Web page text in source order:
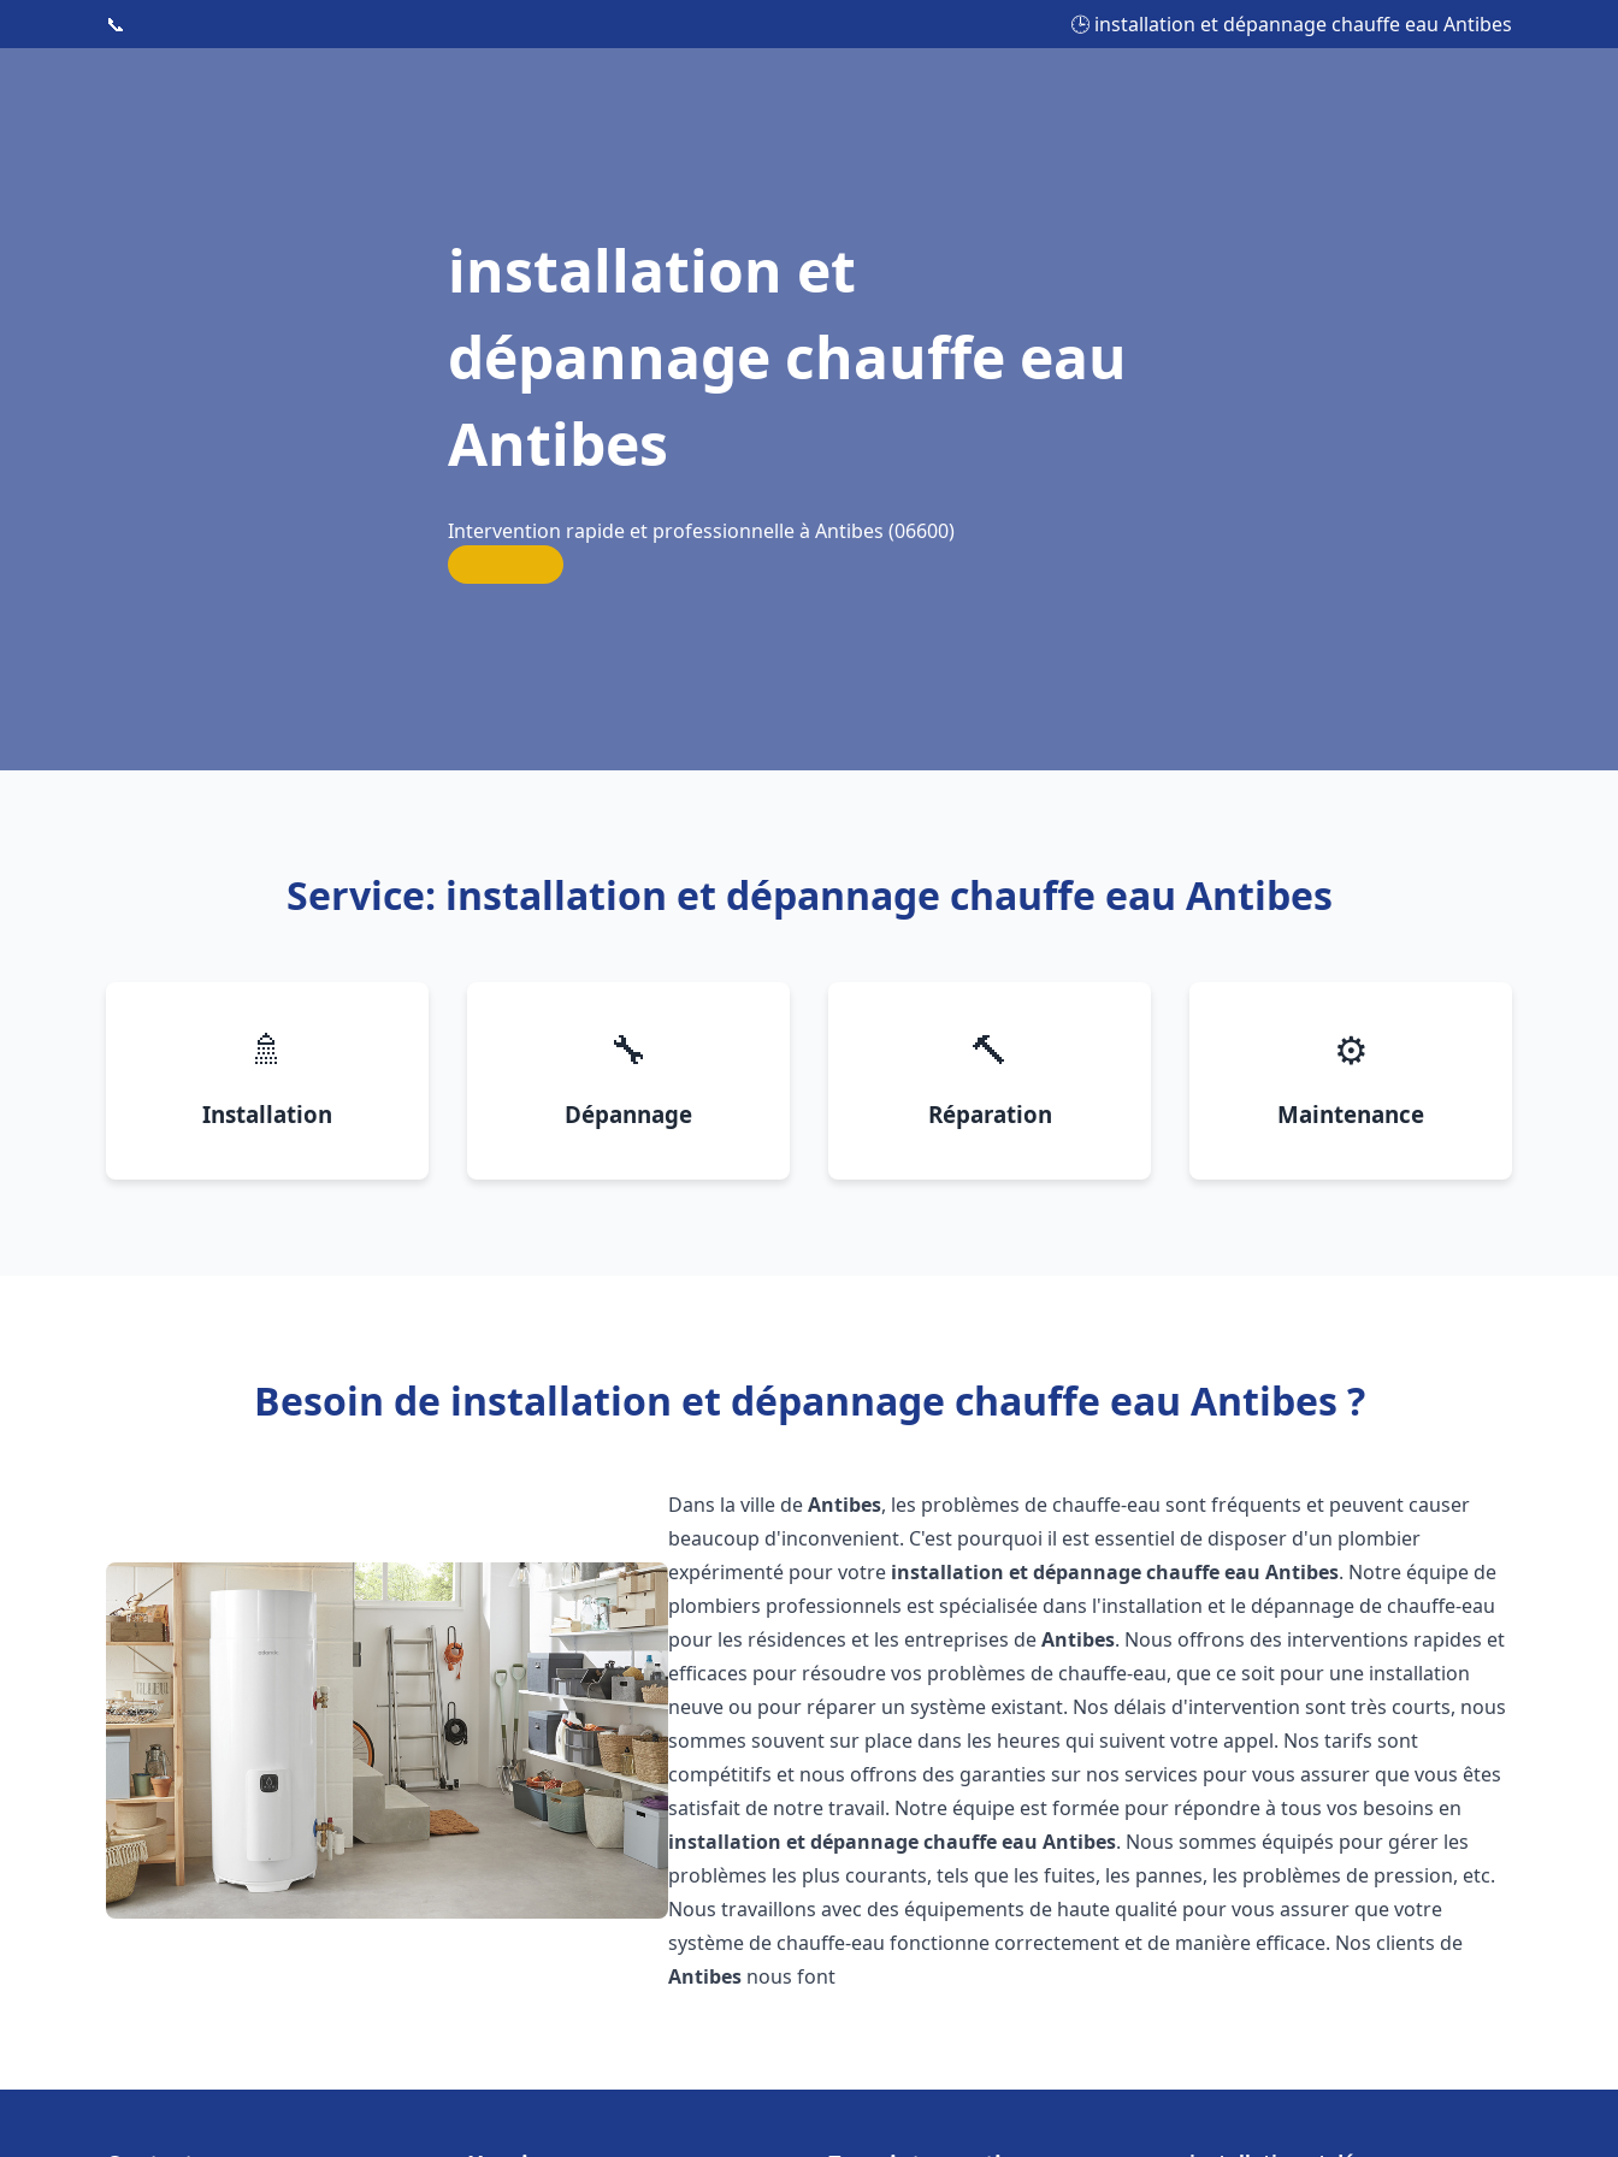
📞 🕒 installation et dépannage chauffe eau Antibes
installation et
dépannage chauffe eau
Antibes
Intervention rapide et professionnelle à Antibes (06600)
Service: installation et dépannage chauffe eau Antibes
🚿
Installation
🔧
Dépannage
🔨
Réparation
⚙️
Maintenance
Besoin de installation et dépannage chauffe eau Antibes ?
Dans la ville deAntibes, les problèmes de chauffe-eau sont fréquents et peuvent causer
beaucoup d'inconvenient. C'est pourquoi il est essentiel de disposer d'un plombier
expérimenté pour votre installation et dépannage chauffe eau Antibes. Notre équipe de
plombiers professionnels est spécialisée dans l'installation et le dépannage de chauffe-eau
pour les résidences et les entreprises deAntibes. Nous offrons des interventions rapides et
efficaces pour résoudre vos problèmes de chauffe-eau, que ce soit pour une installation
neuve ou pour réparer un système existant. Nos délais d'intervention sont très courts, nous
sommes souvent sur place dans les heures qui suivent votre appel. Nos tarifs sont
compétitifs et nous offrons des garanties sur nos services pour vous assurer que vous êtes
satisfait de notre travail. Notre équipe est formée pour répondre à tous vos besoins en
installation et dépannage chauffe eau Antibes. Nous sommes équipés pour gérer les
problèmes les plus courants, tels que les fuites, les pannes, les problèmes de pression, etc.
Nous travaillons avec des équipements de haute qualité pour vous assurer que votre
système de chauffe-eau fonctionne correctement et de manière efficace. Nos clients de
Antibes nous font